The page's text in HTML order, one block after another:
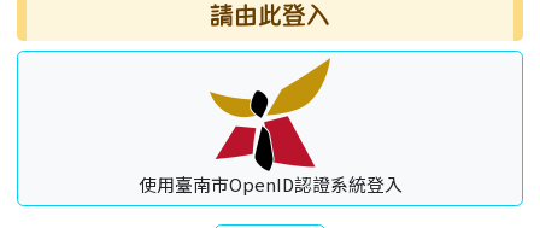
請由此登入
使用臺南市OpenID認證系統登入